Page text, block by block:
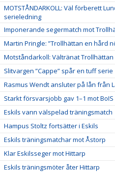
MOTSTÅNDARKOLL: Väl förberett
serieledning
Imponerande segermatch mot
Martin Pringle: ”Trollhättan en hård
Motståndarkoll: Vältränat
Slitvargen ”Cappe” spår en tuff serie
Rasmus Wendt ansluter på lån från
Starkt försvarsjobb gav 1–1 mot BoIS
Eskils vann välspelad träningsmatch
Hampus Stoltz fortsätter i Eskils
Eskils träningsmatchar mot Åstorp
Klar Eskilsseger mot Hittarp
Eskils träningsmöter åter Hittarp